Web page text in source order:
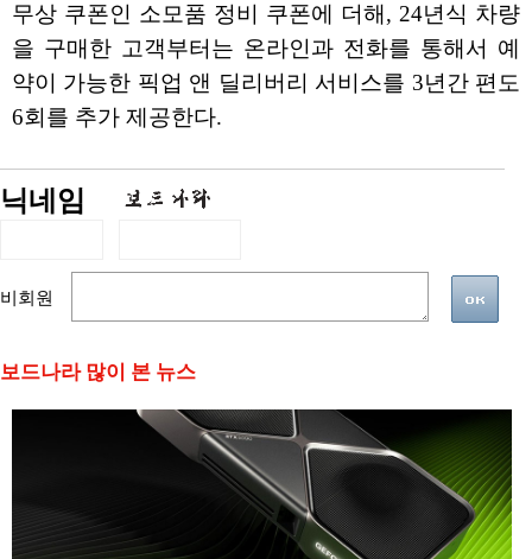
무상 쿠폰인 소모품 정비 쿠폰에 더해, 24년식 차량
을 구매한 고객부터는 온라인과 전화를 통해서 예
약이 가능한 픽업 앤 딜리버리 서비스를 3년간 편도
6회를 추가 제공한다.
닉네임
비회원
보드나라 많이 본 뉴스